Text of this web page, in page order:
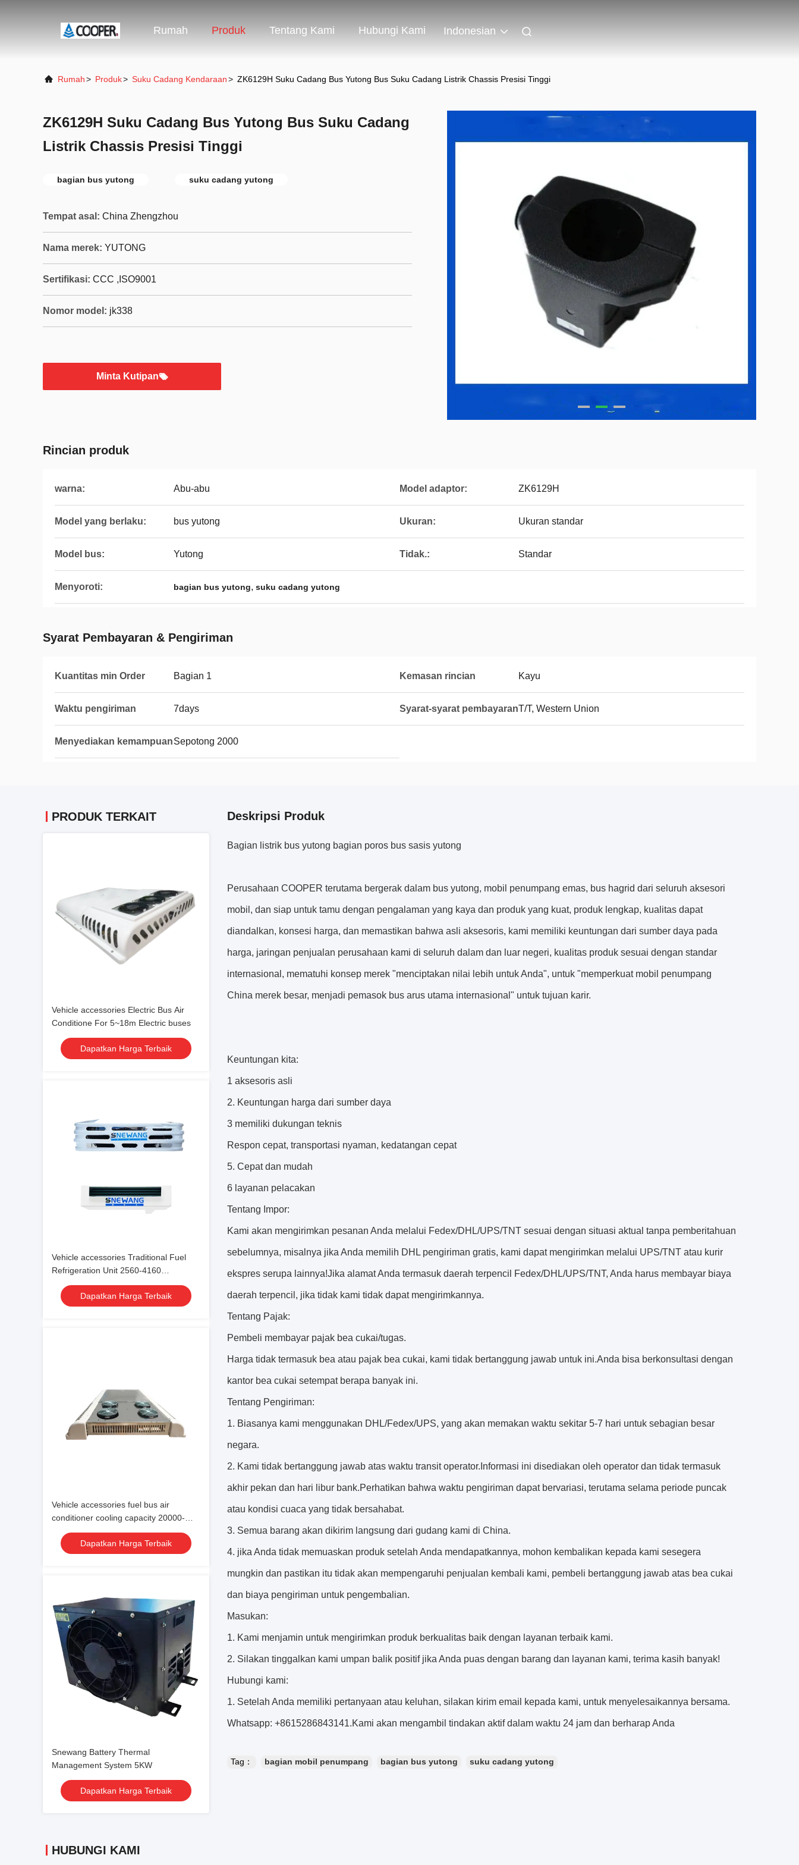
Rumah Produk Tentang Kami Hubungi Kami Indonesian
Rumah> Produk> Suku Cadang Kendaraan> ZK6129H Suku Cadang Bus Yutong Bus Suku Cadang Listrik Chassis Presisi Tinggi
ZK6129H Suku Cadang Bus Yutong Bus Suku Cadang
Listrik Chassis Presisi Tinggi
bagian bus yutong suku cadang yutong
Tempat asal: China Zhengzhou
Nama merek: YUTONG
Sertifikasi: CCC ,ISO9001
Nomor model: jk338
Minta Kutipan
Rincian produk
warna: Abu-abu Model adaptor: ZK6129H
Model yang berlaku: bus yutong Ukuran: Ukuran standar
Model bus: Yutong Tidak.: Standar
Menyoroti: bagian bus yutong, suku cadang yutong
Syarat Pembayaran & Pengiriman
Kuantitas min Order Bagian 1 Kemasan rincian Kayu
Waktu pengiriman 7days Syarat-syarat pembayaranT/T, Western Union
Menyediakan kemampuanSepotong 2000
PRODUK TERKAIT
Vehicle accessories Electric Bus Air
Conditione For 5~18m Electric buses
Dapatkan Harga Terbaik
Vehicle accessories Traditional Fuel
Refrigeration Unit 2560-4160
-18℃~30℃
Dapatkan Harga Terbaik
Vehicle accessories fuel bus air
conditioner cooling capacity 20000-
38000 24V
Dapatkan Harga Terbaik
Snewang Battery Thermal
Management System 5KW
Dapatkan Harga Terbaik
HUBUNGI KAMI
Deskripsi Produk
Bagian listrik bus yutong bagian poros bus sasis yutong
Perusahaan COOPER terutama bergerak dalam bus yutong, mobil penumpang emas, bus hagrid dari seluruh aksesori
mobil, dan siap untuk tamu dengan pengalaman yang kaya dan produk yang kuat, produk lengkap, kualitas dapat
diandalkan, konsesi harga, dan memastikan bahwa asli aksesoris, kami memiliki keuntungan dari sumber daya pada
harga, jaringan penjualan perusahaan kami di seluruh dalam dan luar negeri, kualitas produk sesuai dengan standar
internasional, mematuhi konsep merek "menciptakan nilai lebih untuk Anda", untuk "memperkuat mobil penumpang
China merek besar, menjadi pemasok bus arus utama internasional" untuk tujuan karir.
Keuntungan kita:
1 aksesoris asli
2. Keuntungan harga dari sumber daya
3 memiliki dukungan teknis
Respon cepat, transportasi nyaman, kedatangan cepat
5. Cepat dan mudah
6 layanan pelacakan
Tentang Impor:
Kami akan mengirimkan pesanan Anda melalui Fedex/DHL/UPS/TNT sesuai dengan situasi aktual tanpa pemberitahuan
sebelumnya, misalnya jika Anda memilih DHL pengiriman gratis, kami dapat mengirimkan melalui UPS/TNT atau kurir
ekspres serupa lainnya!Jika alamat Anda termasuk daerah terpencil Fedex/DHL/UPS/TNT, Anda harus membayar biaya
daerah terpencil, jika tidak kami tidak dapat mengirimkannya.
Tentang Pajak:
Pembeli membayar pajak bea cukai/tugas.
Harga tidak termasuk bea atau pajak bea cukai, kami tidak bertanggung jawab untuk ini.Anda bisa berkonsultasi dengan
kantor bea cukai setempat berapa banyak ini.
Tentang Pengiriman:
1. Biasanya kami menggunakan DHL/Fedex/UPS, yang akan memakan waktu sekitar 5-7 hari untuk sebagian besar
negara.
2. Kami tidak bertanggung jawab atas waktu transit operator.Informasi ini disediakan oleh operator dan tidak termasuk
akhir pekan dan hari libur bank.Perhatikan bahwa waktu pengiriman dapat bervariasi, terutama selama periode puncak
atau kondisi cuaca yang tidak bersahabat.
3. Semua barang akan dikirim langsung dari gudang kami di China.
4. jika Anda tidak memuaskan produk setelah Anda mendapatkannya, mohon kembalikan kepada kami sesegera
mungkin dan pastikan itu tidak akan mempengaruhi penjualan kembali kami, pembeli bertanggung jawab atas bea cukai
dan biaya pengiriman untuk pengembalian.
Masukan:
1. Kami menjamin untuk mengirimkan produk berkualitas baik dengan layanan terbaik kami.
2. Silakan tinggalkan kami umpan balik positif jika Anda puas dengan barang dan layanan kami, terima kasih banyak!
Hubungi kami:
1. Setelah Anda memiliki pertanyaan atau keluhan, silakan kirim email kepada kami, untuk menyelesaikannya bersama.
Whatsapp: +8615286843141.Kami akan mengambil tindakan aktif dalam waktu 24 jam dan berharap Anda
Tag： bagian mobil penumpang bagian bus yutong suku cadang yutong